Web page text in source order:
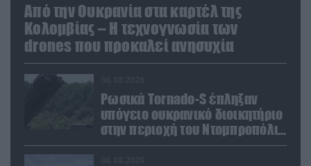
Από την Ουκρανία στα καρτέλ της
Κολομβίας – Η τεχνογνωσία των
drones που προκαλεί ανησυχία
Ρωσικά Tornado-S έπληξαν
υπόγειο ουκρανικό διοικητήριο
στην περιοχή του Ντομπροπόλιε
(βίντεο)